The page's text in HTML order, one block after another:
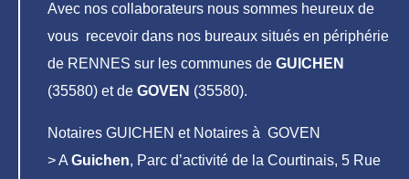
Avec nos collaborateurs nous sommes heureux de
vous recevoir dans nos bureaux situés en périphérie
de RENNES sur les communes de GUICHEN
(35580) et de GOVEN (35580).
Notaires GUICHEN et Notaires à GOVEN
> A Guichen, Parc d’activité de la Courtinais, 5 Rue